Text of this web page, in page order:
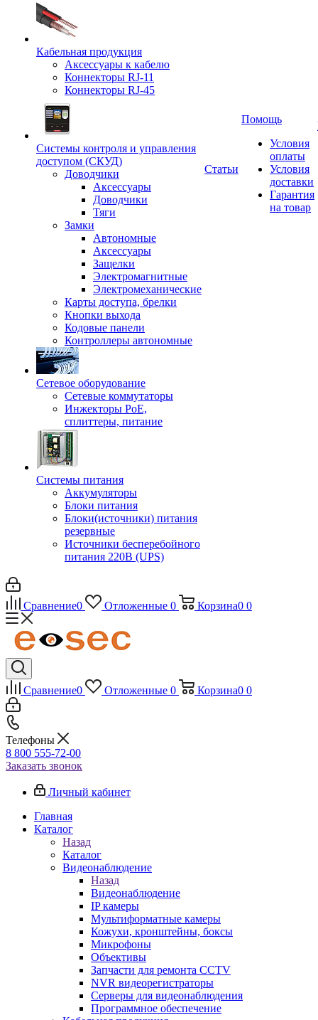
Кабельная продукция
Аксессуары к кабелю
Коннекторы RJ-11
Коннекторы RJ-45
Системы контроля и управления
доступом (СКУД)
Доводчики
Аксессуары
Доводчики
Тяги
Замки
Автономные
Аксессуары
Защелки
Электромагнитные
Электромеханические
Карты доступа, брелки
Кнопки выхода
Кодовые панели
Контроллеры автономные
Сетевое оборудование
Сетевые коммутаторы
Инжекторы РоЕ,
сплиттеры, питание
Системы питания
Аккумуляторы
Блоки питания
Блоки(источники) питания
резервные
Источники бесперебойного
питания 220В (UPS)
Статьи
Помощь
Условия
оплаты
Условия
доставки
Гарантия
на товар
Сравнение0 Отложенные 0 Корзина0 0
Сравнение0 Отложенные 0 Корзина0 0
Телефоны
8 800 555-72-00
Заказать звонок
Личный кабинет
Главная
Каталог
Назад
Каталог
Видеонаблюдение
Назад
Видеонаблюдение
IP камеры
Мультиформатные камеры
Кожухи, кронштейны, боксы
Микрофоны
Объективы
Запчасти для ремонта CCTV
NVR видеорегистраторы
Серверы для видеонаблюдения
Программное обеспечение